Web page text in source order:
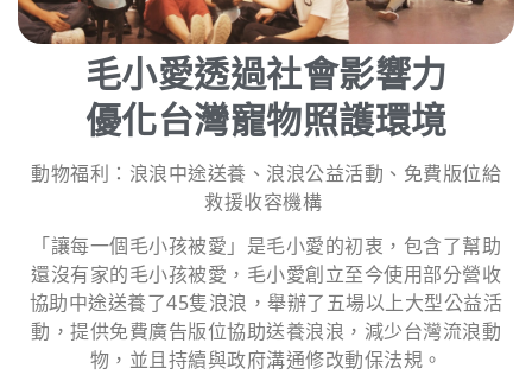
毛小愛透過社會影響力
優化台灣寵物照護環境
動物福利：浪浪中途送養、浪浪公益活動、免費版位給
救援收容機構
「讓每一個毛小孩被愛」是毛小愛的初衷，包含了幫助
還沒有家的毛小孩被愛，毛小愛創立至今使用部分營收
協助中途送養了45隻浪浪，舉辦了五場以上大型公益活
動，提供免費廣告版位協助送養浪浪，減少台灣流浪動
物，並且持續與政府溝通修改動保法規。